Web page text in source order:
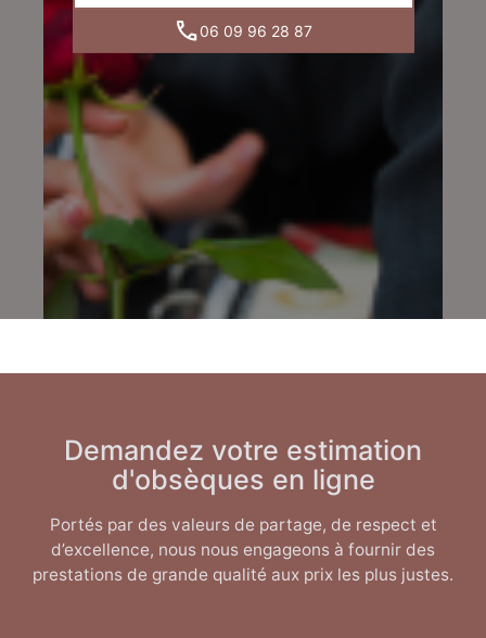
06 09 96 28 87
Demandez votre estimation
d'obsèques en ligne
Portés par des valeurs de partage, de respect et
d’excellence, nous nous engageons à fournir des
prestations de grande qualité aux prix les plus justes.